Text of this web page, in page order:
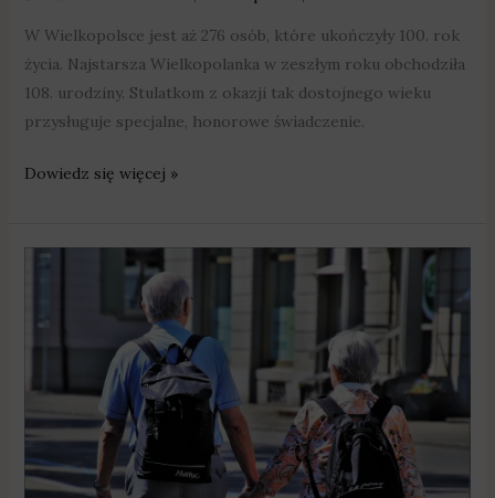
W Wielkopolsce jest aż 276 osób, które ukończyły 100. rok
życia. Najstarsza Wielkopolanka w zeszłym roku obchodziła
108. urodziny. Stulatkom z okazji tak dostojnego wieku
przysługuje specjalne, honorowe świadczenie.
Dowiedz się więcej »
Emerytura